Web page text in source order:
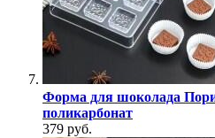
Форма для шоколада
поликарбонат
379 руб.